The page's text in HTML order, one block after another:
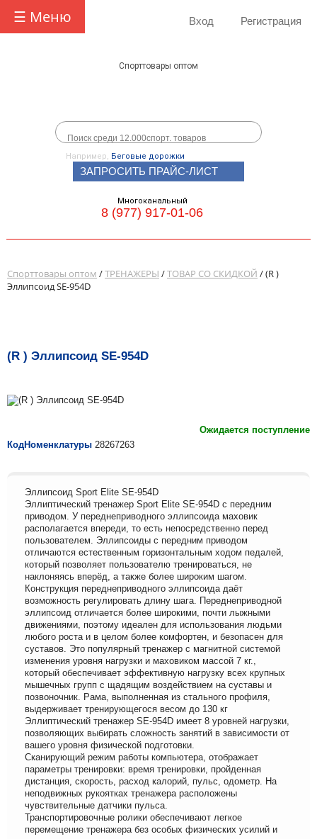
☰ Меню Вход Регистрация
Спорттовары оптом
Например, Беговые дорожки
ЗАПРОСИТЬ ПРАЙС-ЛИСТ
Многоканальный
8 (977) 917-01-06
Спорттовары оптом /ТРЕНАЖЕРЫ /ТОВАР СО СКИДКОЙ / (R )
Эллипсоид SE-954D
(R ) Эллипсоид SE-954D
Ожидается поступление
КодНоменклатуры 28267263
Эллипсоид Sport Elite SE-954D
Эллиптический тренажер Sport Elite SE-954D с передним
приводом. У переднеприводного эллипсоида маховик
располагается впереди, то есть непосредственно перед
пользователем. Эллипсоиды с передним приводом
отличаются естественным горизонтальным ходом педалей,
который позволяет пользователю тренироваться, не
наклоняясь вперёд, а также более широким шагом.
Конструкция переднеприводного эллипсоида даёт
возможность регулировать длину шага. Переднеприводной
эллипсоид отличается более широкими, почти лыжными
движениями, поэтому идеален для использования людьми
любого роста и в целом более комфортен, и безопасен для
суставов. Это популярный тренажер с магнитной системой
изменения уровня нагрузки и маховиком массой 7 кг.,
который обеспечивает эффективную нагрузку всех крупных
мышечных групп с щадящим воздействием на суставы и
позвоночник. Рама, выполненная из стального профиля,
выдерживает тренирующегося весом до 130 кг
Эллиптический тренажер SE-954D имеет 8 уровней нагрузки,
позволяющих выбирать сложность занятий в зависимости от
вашего уровня физической подготовки.
Сканирующий режим работы компьютера, отображает
параметры тренировки: время тренировки, пройденная
дистанция, скорость, расход калорий, пульс, одометр. На
неподвижных рукоятках тренажера расположены
чувствительные датчики пульса.
Транспортировочные ролики обеспечивают легкое
перемещение тренажера без особых физических усилий и